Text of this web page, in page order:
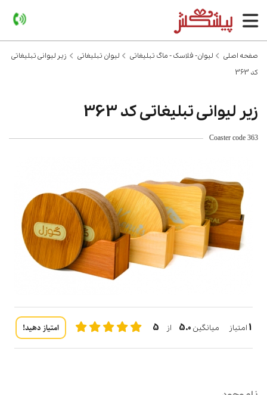
صفحه اصلی لیوان- فلاسک - ماگ تبلیغاتی لیوان تبلیغاتی
زیر لیوانی تبلیغاتی
کد 363
زیر لیوانی تبلیغاتی کد 363
Coaster code 363
1 امتیاز میانگین 5.0 از 5 امتیاز دهید!